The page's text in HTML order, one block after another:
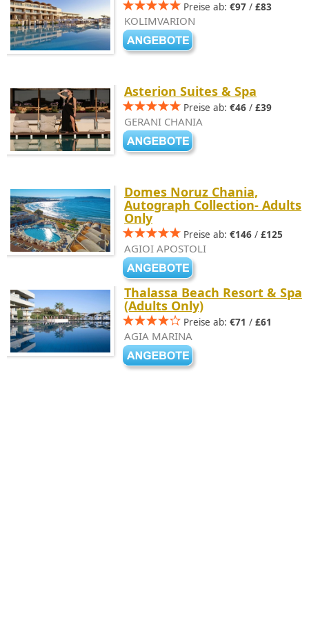
Preise ab: €97 / £83
KOLIMVARION
Asterion Suites & Spa
Preise ab: €46 / £39
GERANI CHANIA
Domes Noruz Chania,
Autograph Collection- Adults
Only
Preise ab: €146 / £125
AGIOI APOSTOLI
Thalassa Beach Resort & Spa
(Adults Only)
Preise ab: €71 / £61
AGIA MARINA